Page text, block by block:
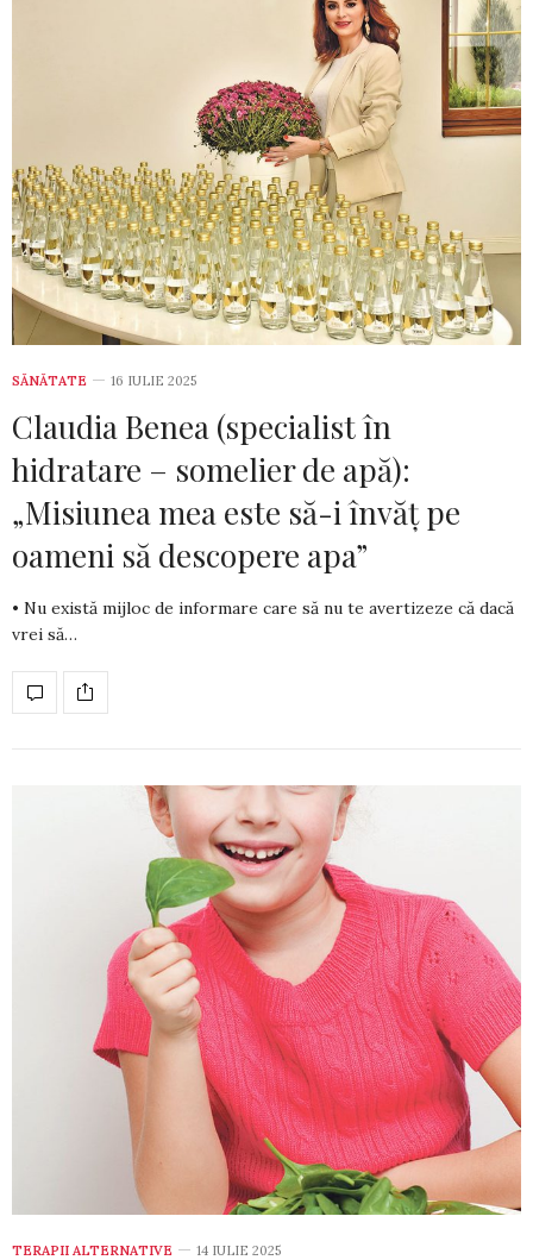
SĂNĂTATE 16 IULIE 2025
Claudia Benea (specialist în
hidratare – somelier de apă):
„Misiunea mea este să-i învăț pe
oameni să descopere apa”
• Nu există mijloc de informare care să nu te avertizeze că dacă
vrei să…
TERAPII ALTERNATIVE 14 IULIE 2025